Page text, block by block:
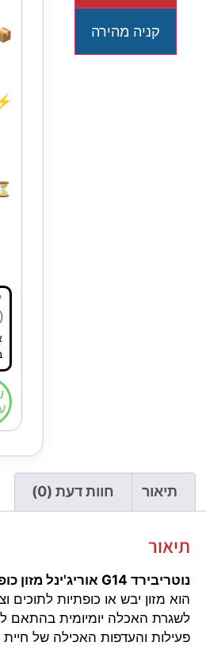
קניה מהירה
תיאור חוות דעת (0)
תיאור
נוטריבירד G14 אוריג'ינל מזון כופתיות לתוכי בינוני
הוא מזון יבש או כופתיות לתוכים
לשגרת האכלה יומיומית בהתאם
פעילות והעדפות האכילה של